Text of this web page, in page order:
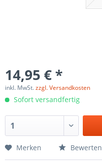
14,95 € *
inkl. MwSt.zzgl. Versandkosten
Sofort versandfertig
Merken Bewerten